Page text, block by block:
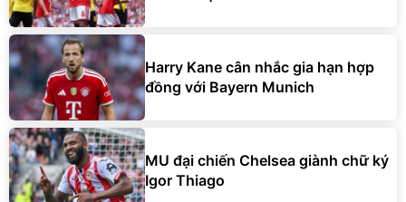
Harry Kane cân nhắc gia hạn hợp
đồng với Bayern Munich
MU đại chiến Chelsea giành chữ ký
Igor Thiago